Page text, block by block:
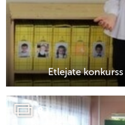
Etlejate konkurss
8